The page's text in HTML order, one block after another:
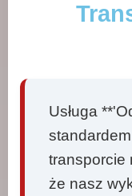
Usługa
transporcie
że nasz